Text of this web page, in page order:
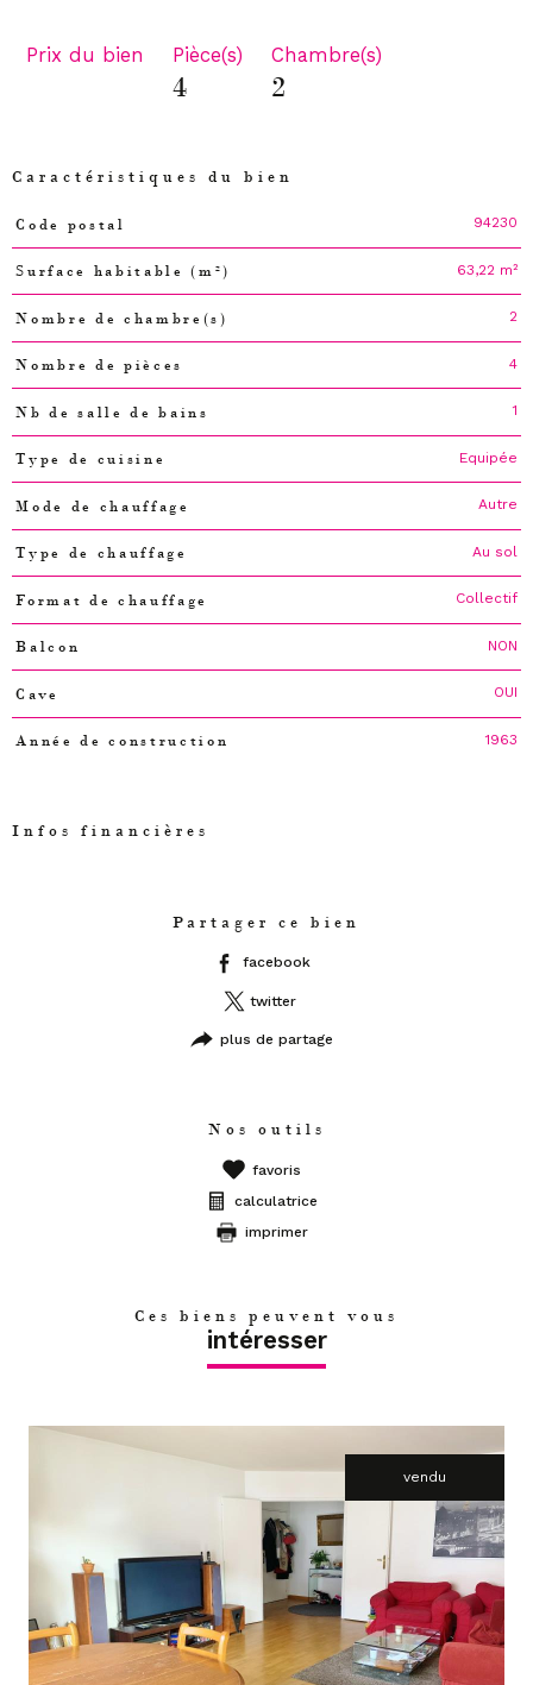
Prix du bien Pièce(s)
4
Chambre(s)
2
Caractéristiques du bien
Caractéristiques
Code postal 94230
Surface habitable (m²) 63,22 m²
Nombre de chambre(s) 2
Nombre de pièces 4
Nb de salle de bains 1
Type de cuisine Equipée
Mode de chauffage Autre
Type de chauffage Au sol
Format de chauffage Collectif
Balcon NON
Cave OUI
Année de construction 1963
Infos financières
Partager ce bien
facebook
twitter
plus de partage
Nos outils
favoris
calculatrice
imprimer
Ces biens peuvent vous
intéresser
vendu
voir le bien